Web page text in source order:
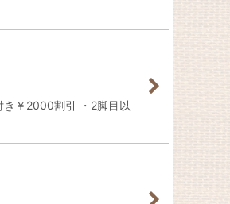
￥2000割引 ・2脚目以